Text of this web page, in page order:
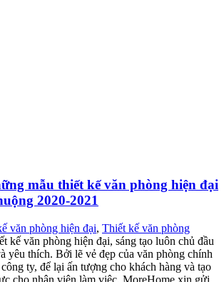
mẫu thiết kế văn phòng hiện đại
2020-2021
văn phòng hiện đại, Thiết kế văn phòng
kế văn phòng hiện đại, sáng tạo luôn chủ đầu
yêu thích. Bởi lẽ vẻ đẹp của văn phòng chính
ty, để lại ấn tượng cho khách hàng và tạo
cho nhân viên làm việc. MoreHome xin gửi